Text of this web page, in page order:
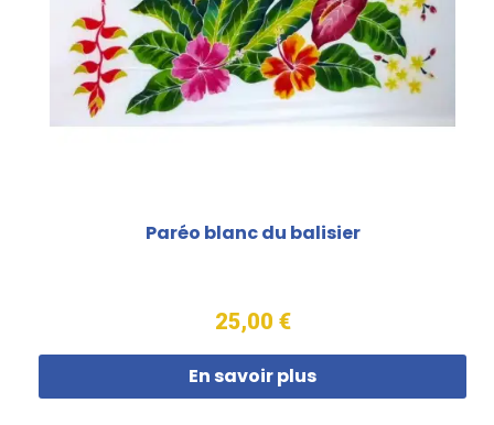
Paréo blanc du balisier
25,00 €
En savoir plus